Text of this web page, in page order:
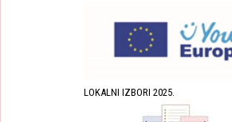
LOKALNI IZBORI 2025.